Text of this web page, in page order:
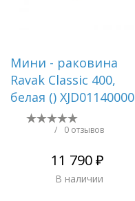
Мини - раковина
Ravak Classic 400,
белая () XJD01140000
/ 0 отзывов
11 790 ₽
В наличии